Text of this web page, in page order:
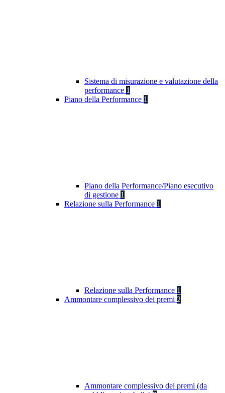
Sistema di misurazione e valutazione della
performance 1
Piano della Performance 1
Piano della Performance/Piano esecutivo
di gestione 1
Relazione sulla Performance 1
Relazione sulla Performance 1
Ammontare complessivo dei premi 2
Ammontare complessivo dei premi (da